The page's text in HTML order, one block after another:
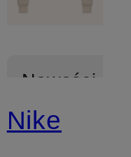
Nowości
Nike